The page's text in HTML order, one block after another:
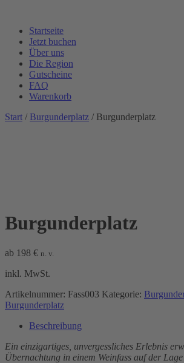
Startseite
Jetzt buchen
Über uns
Die Region
Gutscheine
FAQ
Warenkorb
Start / Burgunderplatz / Burgunderplatz
Burgunderplatz
ab 198 € n. v.
inkl. MwSt.
Artikelnummer: Fass003 Kategorie:
Burgunderplatz
Beschreibung
Ein einzigartiges, unvergessliches Erlebnis
Übernachtung in einem Weinfass auf der